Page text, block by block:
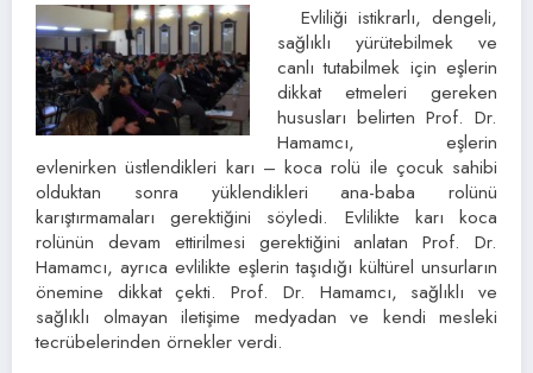
Evliliği istikrarlı, dengeli,
sağlıklı yürütebilmek ve
canlı tutabilmek için eşlerin
dikkat etmeleri gereken
hususları belirten Prof. Dr.
Hamamcı, eşlerin
evlenirken üstlendikleri karı – koca rolü ile çocuk sahibi
olduktan sonra yüklendikleri ana-baba rolünü
karıştırmamaları gerektiğini söyledi. Evlilikte karı koca
rolünün devam ettirilmesi gerektiğini anlatan Prof. Dr.
Hamamcı, ayrıca evlilikte eşlerin taşıdığı kültürel unsurların
önemine dikkat çekti. Prof. Dr. Hamamcı, sağlıklı ve
sağlıklı olmayan iletişime medyadan ve kendi mesleki
tecrübelerinden örnekler verdi.